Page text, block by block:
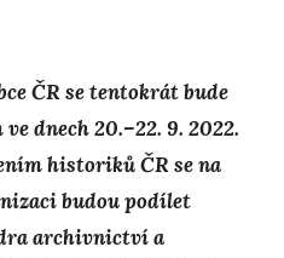
ČR se tentokrát bude
dnech 20.–22. 9. 2022.
historiků ČR se na
budou podílet
archivnictví a